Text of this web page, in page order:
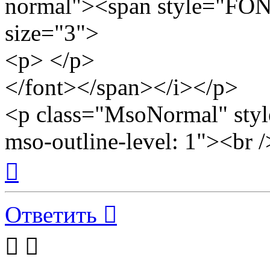
normal"><span
size="3">
<p> </p>
</font></span></i></p>
<p class="MsoNormal"
mso-outline-level: 1"><br
началу
Ответить